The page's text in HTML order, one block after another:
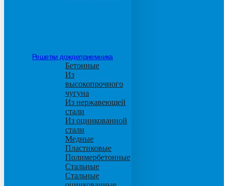
Решетки дождеприемника
Бетонные
Из
высокопрочного
чугуна
Из нержавеющей
стали
Из оцинкованной
стали
Медные
Пластиковые
Полимербетонные
Стальные
Стальные